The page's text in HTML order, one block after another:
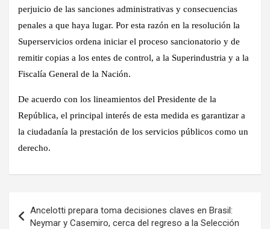
perjuicio de las sanciones administrativas y consecuencias
penales a que haya lugar. Por esta razón en la resolución la
Superservicios ordena iniciar el proceso sancionatorio y de
remitir copias a los entes de control, a la Superindustria y a la
Fiscalía General de la Nación.
De acuerdo con los lineamientos del Presidente de la
República, el principal interés de esta medida es garantizar a
la ciudadanía la prestación de los servicios públicos como un
derecho.
de
Ancelotti prepara toma decisiones claves en Brasil:
Neymar y Casemiro, cerca del regreso a la Selección